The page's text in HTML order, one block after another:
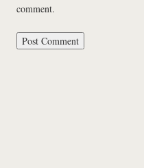
comment.